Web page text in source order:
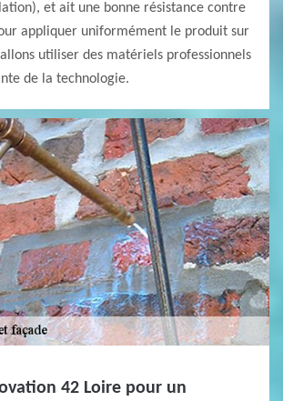
et ait une bonne résistance contre
appliquer uniformément le produit sur
utiliser des matériels professionnels
de la technologie.
42 Loire pour un